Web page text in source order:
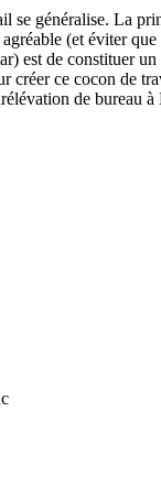
se généralise. La
(et éviter
est de constituer un
créer ce cocon de
de bureau